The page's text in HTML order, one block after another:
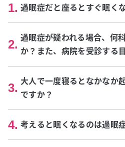
1. 過眠症だと座るとすぐ眠く
2. 過眠症が疑われる場合、何
か？また、病院を受診する
3. 大人で一度寝るとなかなか
ですか？
4. 考えると眠くなるのは過眠